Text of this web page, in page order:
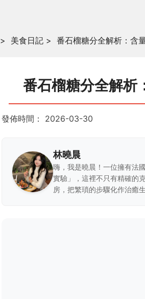
> 美食日記 > 番石榴糖分全解析：含
番石榴糖分全解析
發佈時間： 2026-03-30
林曉晨
嗨，我是曉晨！一位擁有法
實驗」，這裡不只有精確的
房，把繁瑣的步驟化作治癒